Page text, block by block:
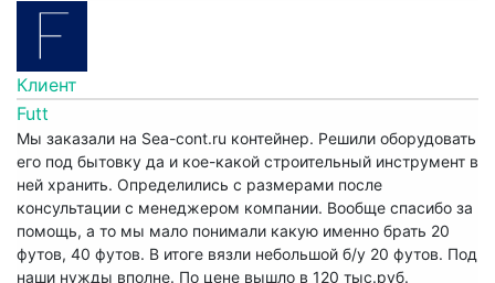
Клиент
Futt
Мы заказали на Sea-cont.ru контейнер. Решили оборудовать
его под бытовку да и кое-какой строительный инструмент в
ней хранить. Определились с размерами после
консультации с менеджером компании. Вообще спасибо за
помощь, а то мы мало понимали какую именно брать 20
футов, 40 футов. В итоге вязли небольшой б/у 20 футов. Под
наши нужды вполне. По цене вышло в 120 тыс.руб.